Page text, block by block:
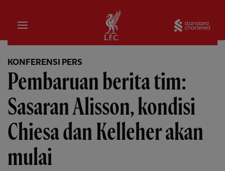
Rumah
KONFERENSI PERS
Pembaruan berita tim:
Sasaran Alisson, kondisi
Chiesa dan Kelleher akan
mulai